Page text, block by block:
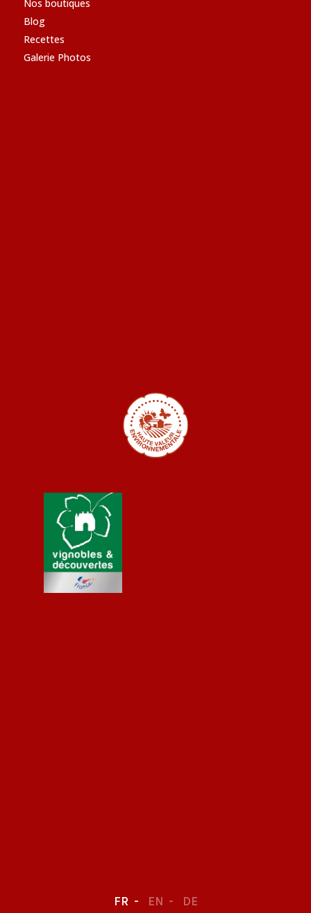
Nos boutiques
Blog
Recettes
Galerie Photos
FR EN DE